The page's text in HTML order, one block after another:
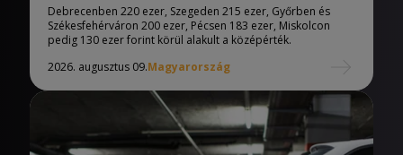
Debrecenben 220 ezer, Szegeden 215 ezer, Győrben és
Székesfehérváron 200 ezer, Pécsen 183 ezer, Miskolcon
pedig 130 ezer forint körül alakult a középérték.
2026. augusztus 09.Magyarország